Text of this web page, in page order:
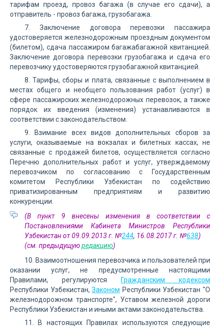
тарифам проезд, провоз багажа (в случае его сдачи), а
отправитель - провоз багажа, грузобагажа.
7. Заключение договора перевозки пассажира
удостоверяется железнодорожным проездным документом
(билетом), сдача пассажиром багажабагажной квитанцией.
Заключение договора перевозки грузобагажа и сдача его
перевозчику удостоверяются грузобагажной квитанцией.
8. Тарифы, сборы и плата, связанные с выполнением в
местах общего и необщего пользования работ (услуг) в
сфере пассажирских железнодорожных перевозок, а также
порядок их введения (изменения) устанавливаются в
соответствии с законодательством.
9. Взимание всех видов дополнительных сборов за
услуги, оказываемые на вокзалах и билетных кассах, не
связанные с продажей билетов, осуществляется согласно
Перечню дополнительных работ и услуг, утверждаемому
перевозчиком по согласованию с Государственным
комитетом Республики Узбекистан по содействию
приватизированным предприятиям и развитию
конкуренции.
(В пункт 9 внесены изменения в соответствии с
Постановлениями Кабинета Министров Республики
Узбекистан от 09.09.2013 г. №244, 16.08.2017 г. №638)
(см. предыдущуюредакцию)
10. Взаимоотношения перевозчика и пользователей при
оказании услуг, не предусмотренные настоящими
Правилами, регулируются
Гражданским кодексом
Республики Узбекистан,Законом Республики Узбекистан "О
железнодорожном транспорте", Уставом железной дороги
Республики Узбекистан и иными актами законодательства.
11. В настоящих Правилах используются следующие